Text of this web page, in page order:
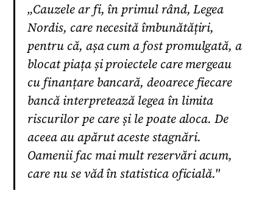
„Cauzele ar fi, în primul rând, Legea
Nordis, care necesită îmbunătățiri,
pentru că, așa cum a fost promulgată, a
blocat piața și proiectele care mergeau
cu finanțare bancară, deoarece fiecare
bancă interpretează legea în limita
riscurilor pe care și le poate aloca. De
aceea au apărut aceste stagnări.
Oamenii fac mai mult rezervări acum,
care nu se văd în statistica oficială."